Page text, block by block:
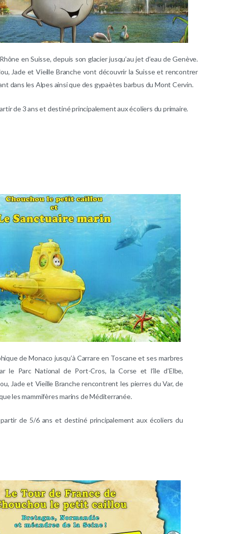
en Suisse, depuis son glacier jusqu’au jet d’eau de Genève.
Jade et Vieille Branche vont découvrir la Suisse et rencontrer
dans les Alpes ainsi que des gypaètes barbus du Mont Cervin.
de 3 ans et destiné principalement aux écoliers du primaire.
de Monaco jusqu’à Carrare en Toscane et ses marbres
le Parc National de Port-Cros, la Corse et l’île d’Elbe,
Jade et Vieille Branche rencontrent les pierres du Var, de
les mammifères marins de Méditerranée.
de 5/6 ans et destiné principalement aux écoliers du